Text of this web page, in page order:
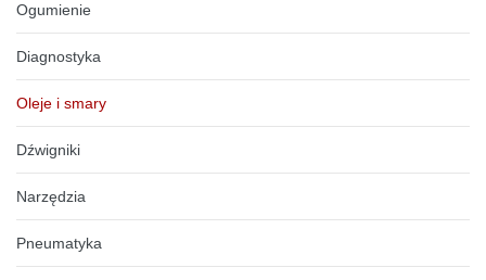
Ogumienie
Diagnostyka
Oleje i smary
Dźwigniki
Narzędzia
Pneumatyka